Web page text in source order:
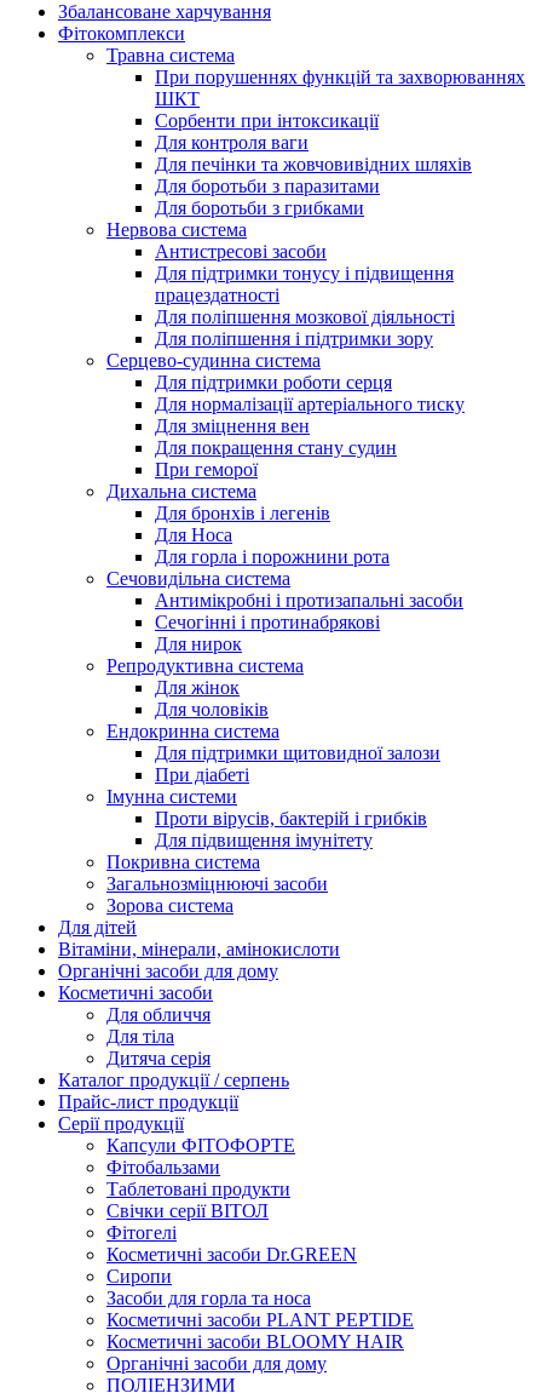
Збалансоване харчування
Фітокомплекси
Травна система
При порушеннях функцій та захворюваннях
ШКТ
Сорбенти при інтоксикації
Для контроля ваги
Для печінки та жовчовивідних шляхів
Для боротьби з паразитами
Для боротьби з грибками
Нервова система
Антистресові засоби
Для підтримки тонусу і підвищення
працездатності
Для поліпшення мозкової діяльності
Для поліпшення і підтримки зору
Серцево-судинна система
Для підтримки роботи серця
Для нормалізації артеріального тиску
Для зміцнення вен
Для покращення стану судин
При геморої
Дихальна система
Для бронхів і легенів
Для Носа
Для горла і порожнини рота
Сечовидільна система
Антимікробні і протизапальні засоби
Сечогінні і протинабрякові
Для нирок
Репродуктивна система
Для жінок
Для чоловіків
Ендокринна система
Для підтримки щитовидної залози
При діабеті
Імунна системи
Проти вірусів, бактерій і грибків
Для підвищення імунітету
Покривна система
Загальнозміцнюючі засоби
Зорова система
Для дітей
Вітаміни, мінерали, амінокислоти
Органічні засоби для дому
Косметичні засоби
Для обличчя
Для тіла
Дитяча серія
Каталог продукції / серпень
Прайс-лист продукції
Серії продукції
Капсули ФІТОФОРТЕ
Фітобальзами
Таблетовані продукти
Свічки серії ВІТОЛ
Фітогелі
Косметичні засоби Dr.GREEN
Сиропи
Засоби для горла та носа
Косметичні засоби PLANT PEPTIDE
Косметичні засоби BLOOMY HAIR
Органічні засоби для дому
ПОЛІЕНЗИМИ